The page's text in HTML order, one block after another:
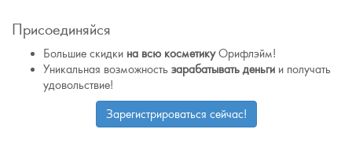
Присоединяйся
Большие скидки на всю косметикуОрифлэйм!
Уникальная возможность зарабатывать деньги и получать
удовольствие!
Зарегистрироваться сейчас!